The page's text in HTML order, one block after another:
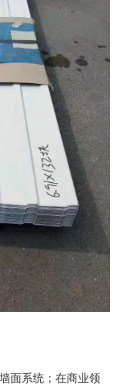
面系统；在商业领